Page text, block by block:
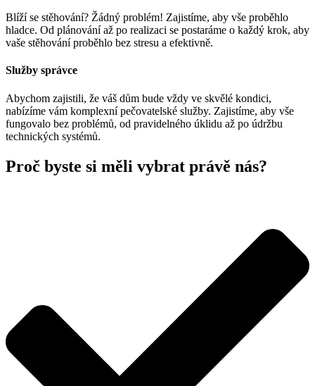
Blíží se stěhování? Žádný problém! Zajistíme, aby vše proběhlo
hladce. Od plánování až po realizaci se postaráme o každý krok, aby
vaše stěhování proběhlo bez stresu a efektivně.
Služby správce
Abychom zajistili, že váš dům bude vždy ve skvělé kondici,
nabízíme vám komplexní pečovatelské služby. Zajistíme, aby vše
fungovalo bez problémů, od pravidelného úklidu až po údržbu
technických systémů.
Proč byste si měli vybrat právě nás?